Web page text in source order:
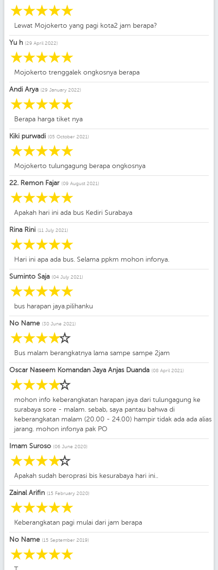
☆
☆
☆
☆
☆
Lewat Mojokerto yang pagi kota2 jam berapa?
Yu h (29 April 2022)
☆
☆
☆
☆
☆
Mojokerto trenggalek ongkosnya berapa
Andi Arya (29 January 2022)
☆
☆
☆
☆
☆
Berapa harga tiket nya
Kiki purwadi (05 October 2021)
☆
☆
☆
☆
☆
Mojokerto tulungagung berapa ongkosnya
22. Remon Fajar (09 August 2021)
☆
☆
☆
☆
☆
Apakah hari ini ada bus Kediri Surabaya
Rina Rini (11 July 2021)
☆
☆
☆
☆
☆
Hari ini apa ada bus. Selama ppkm mohon infonya.
Suminto Saja (04 July 2021)
☆
☆
☆
☆
☆
bus harapan jaya.pilihanku
No Name (30 June 2021)
☆
☆
☆
☆
☆
Bus malam berangkatnya lama sampe sampe 2jam
Oscar Naseem Komandan Jaya Anjas Duanda (08 April 2021)
☆
☆
☆
☆
☆
mohon info keberangkatan harapan jaya dari tulungagung ke
surabaya sore - malam. sebab, saya pantau bahwa di
keberangkatan malam (20.00 - 24.00) hampir tidak ada ada alias
jarang. mohon infonya pak PO
Imam Suroso (06 June 2020)
☆
☆
☆
☆
☆
Apakah sudah beroprasi bis kesurabaya hari ini..
Zainal Arifin (15 February 2020)
☆
☆
☆
☆
☆
Keberangkatan pagi mulai dari jam berapa
No Name (15 September 2019)
☆
☆
☆
☆
☆